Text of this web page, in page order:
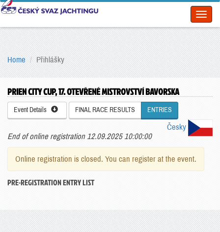
Home Přihlášky
PRIEN CITY CUP, 17. OTEVŘENÉ MISTROVSTVÍ BAVORSKA
Event Details FINAL RACE RESULTS ENTRIES
Česky
End of online registration 12.09.2025 10:00:00
Online registration is closed. You can register at the event.
PRE-REGISTRATION ENTRY LIST